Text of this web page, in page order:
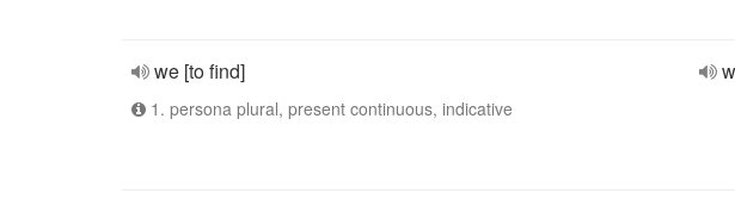
we [to find]
1. persona plural, present continuous, indicative